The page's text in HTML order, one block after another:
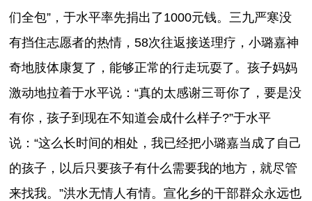
们全包”，于水平率先捐出了1000元钱。三九严寒没
有挡住志愿者的热情，58次往返接送理疗，小璐嘉神
奇地肢体康复了，能够正常的行走玩耍了。孩子妈妈
激动地拉着于水平说：“真的太感谢三哥你了，要是没
有你，孩子到现在不知道会成什么样子?”于水平
说：“这么长时间的相处，我已经把小璐嘉当成了自己
的孩子，以后只要孩子有什么需要我的地方，就尽管
来找我。”洪水无情人有情。宣化乡的干部群众永远也